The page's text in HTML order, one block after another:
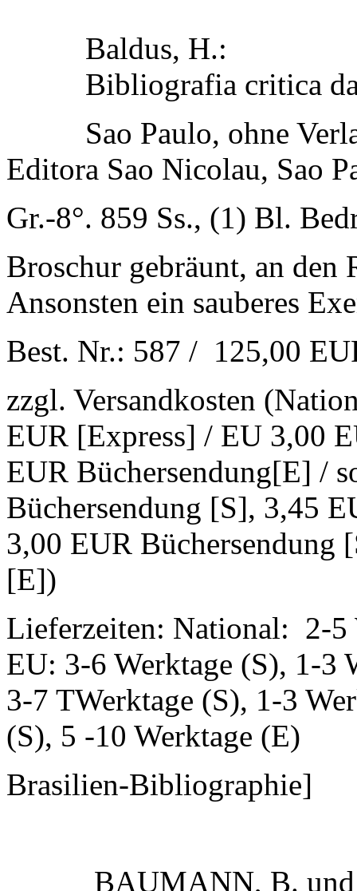
Baldus, H.:
Bibliografia critica
Sao Paulo, ohne
Editora Sao Nicolau, Sao
Gr.-8°. 859 Ss., (1) Bl.
Broschur gebräunt, an den
Ansonsten ein sauberes
Best. Nr.: 587 / 125,00
zzgl. Versandkosten
EUR [Express] / EU 3,00
EUR Büchersendung[E] /
Büchersendung [S], 3,45
3,00 EUR Büchersendung
[E])
Lieferzeiten: National: 2-5
EU: 3-6 Werktage (S), 1-3
3-7 TWerktage (S), 1-3
(S), 5 -10 Werktage (E)
Brasilien-Bibliographie]
BAUMANN, B.